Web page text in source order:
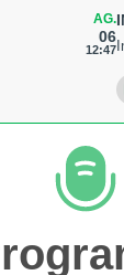
AG.
06
12:47